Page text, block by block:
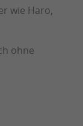
wie Haro,
ohne